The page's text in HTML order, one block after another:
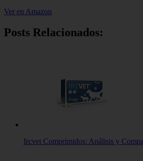
Ver en Amazon
Posts Relacionados:
Ircvet Comprimidos: Análisis y